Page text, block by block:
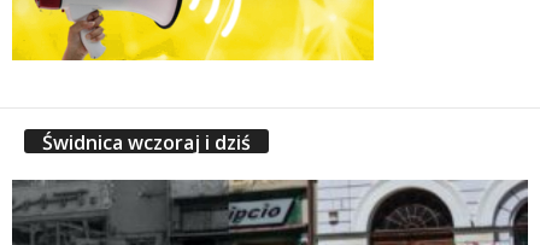
Świdnica wczoraj i dziś